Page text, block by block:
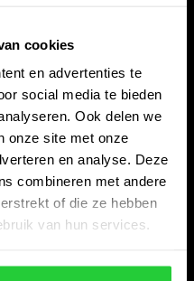
cookies
en advertenties te
social media te bieden
Ook delen we
onze site met onze
en analyse. Deze
combineren met andere
of die ze hebben
van hun services.
van Lelystad en
6